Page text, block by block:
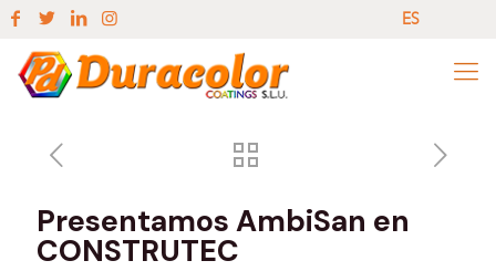
ES
Presentamos AmbiSan en
CONSTRUTEC